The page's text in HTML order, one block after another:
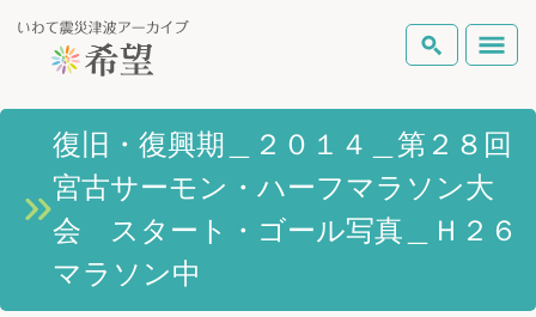
いわて震災津波アーカイブとは
岩手県の被害状況
検索
テーマから探す 地図から探す 詳細検索
復旧・復興期＿２０１４＿第２８回
宮古サーモン・ハーフマラソン大
会 スタート・ゴール写真＿Ｈ２６
マラソン中